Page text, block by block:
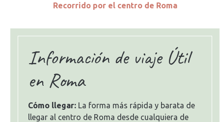
Recorrido por el centro de Roma
Información de viaje Útil
en Roma
Cómo llegar: La forma más rápida y barata de
llegar al centro de Roma desde cualquiera de